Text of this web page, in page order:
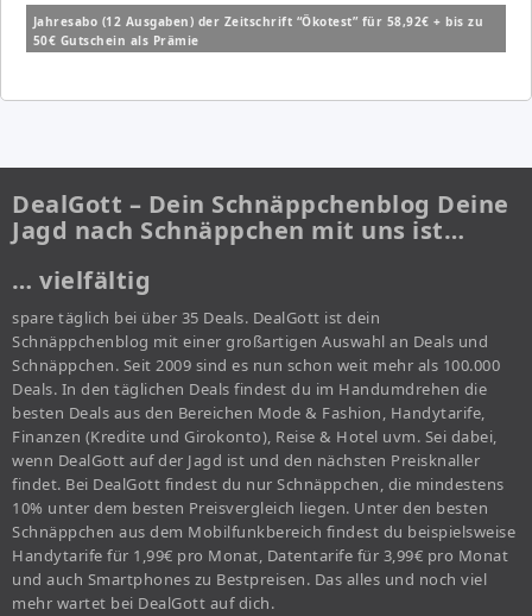
Jahresabo (12 Ausgaben) der Zeitschrift “Ökotest” für 58,92€ + bis zu
50€ Gutschein als Prämie
DealGott – Dein Schnäppchenblog Deine
Jagd nach Schnäppchen mit uns ist…
… vielfältig
spare täglich bei über 35 Deals. DealGott ist dein
Schnäppchenblog mit einer großartigen Auswahl an Deals und
Schnäppchen. Seit 2009 sind es nun schon weit mehr als 100.000
Deals. In den täglichen Deals findest du im Handumdrehen die
besten Deals aus den Bereichen Mode & Fashion, Handytarife,
Finanzen (Kredite und Girokonto), Reise & Hotel uvm. Sei dabei,
wenn DealGott auf der Jagd ist und den nächsten Preisknaller
findet. Bei DealGott findest du nur Schnäppchen, die mindestens
10% unter dem besten Preisvergleich liegen. Unter den besten
Schnäppchen aus dem Mobilfunkbereich findest du beispielsweise
Handytarife für 1,99€ pro Monat, Datentarife für 3,99€ pro Monat
und auch Smartphones zu Bestpreisen. Das alles und noch viel
mehr wartet bei DealGott auf dich.